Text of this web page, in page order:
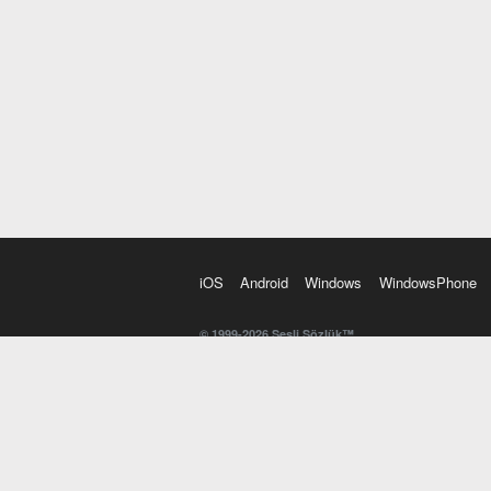
iOS Android Windows WindowsPhone
© 1999-2026 Sesli Sözlük™